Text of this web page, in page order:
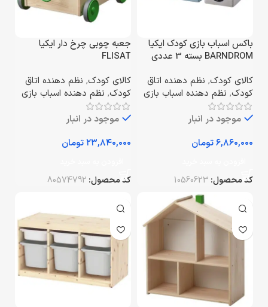
باکس اسباب بازی کودک ایکیا
BARNDROM بسته 3 عددی
کالای کودک, نظم دهنده اتاق
کودک, نظم دهنده اسباب بازی
موجود در انبار
تومان
کد محصول: 10560623
جعبه چوبی چرخ دار ایکیا
FLISAT
کالای کودک, نظم دهنده اتاق
کودک, نظم دهنده اسباب بازی
موجود در انبار
تومان
کد محصول: 80574792